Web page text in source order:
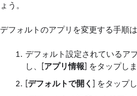
ょう。
デフォルトのアプリを変更する手順
デフォルト設定されているア
し、[アプリ情報] をタップし
[デフォルトで開く ] をタップ